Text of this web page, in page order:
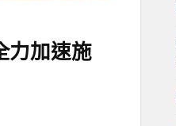
力加速施